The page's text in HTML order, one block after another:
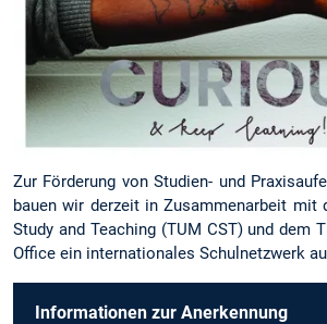
Zur Förderung von Studien- und
bauen wir derzeit in Zusammenarbeit mit
Study and Teaching (TUM CST) und dem
Office ein internationales Schulnetzwerk
Informationen zur Anerkennung